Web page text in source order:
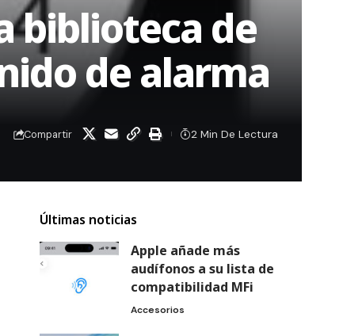
biblioteca de
de alarma
Compartir 2 Min De Lectura
Últimas noticias
Apple añade más
audífonos a su lista de
compatibilidad MFi
Accesorios